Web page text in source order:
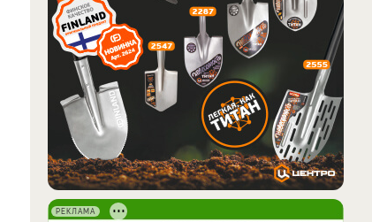
РЕКЛАМА